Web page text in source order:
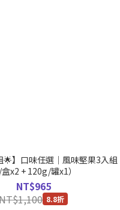
🌟】口味任選｜風味堅果3入組
x2 + 120g/罐x1）
NT$965
8.8折